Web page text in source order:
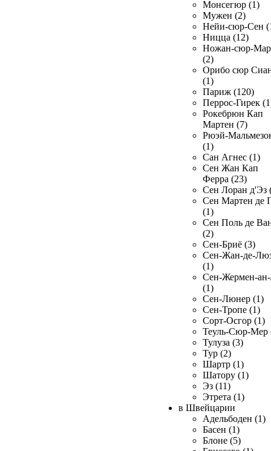
Монсегюр (1)
Мужен (2)
Нейи-сюр-Сен
Ницца (12)
Ножан-сюр-
(2)
Орибо сюр
(1)
Париж (120)
Перрос-Гирек
Рокебрюн Кап
Мартен (7)
Рюэй-
(1)
Сан Агнес (1)
Сен Жан Кап
Ферра (23)
Сен Лоран д'Эз
Сен Мартен де
(1)
Сен Поль де
(2)
Сен-Бриё (3)
Сен-Жан-де-
(1)
Сен-Жермен-
(1)
Сен-Люнер (1)
Сен-Тропе (1)
Сорт-Осгор (1)
Теуль-Сюр-Мер
Тулуза (3)
Тур (2)
Шартр (1)
Шатору (1)
Эз (11)
Этрета (1)
в Швейцарии
Адельбоден (1)
Басен (1)
Блоне (5)